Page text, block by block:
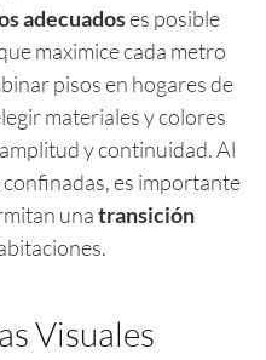
adecuadoses posible
maximice cada metro
pisos en hogares de
materiales y colores
y continuidad. Al
es importante
unatransición
Visuales